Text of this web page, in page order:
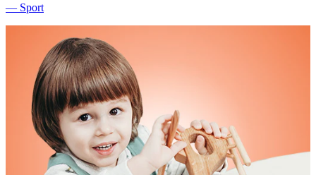
― Sport